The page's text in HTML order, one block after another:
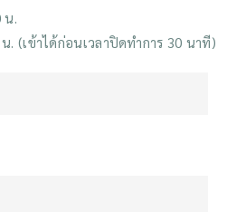
น.
. (เข้าได้ก่อนเวลาปิดทำการ 30 นาที)